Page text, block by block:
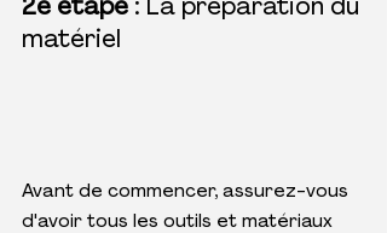
2e étape : La préparation du
matériel
Avant de commencer, assurez-vous
d'avoir tous les outils et matériaux